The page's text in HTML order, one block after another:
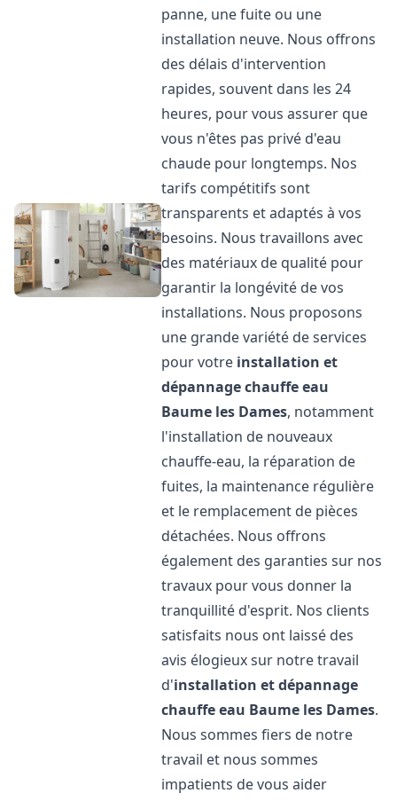
panne, une fuite ou une
installation neuve. Nous offrons
des délais d'intervention
rapides, souvent dans les 24
heures, pour vous assurer que
vous n'êtes pas privé d'eau
chaude pour longtemps. Nos
tarifs compétitifs sont
transparents et adaptés à vos
besoins. Nous travaillons avec
des matériaux de qualité pour
garantir la longévité de vos
installations. Nous proposons
une grande variété de services
pour votre installation et
dépannage chauffe eau
Baume les Dames, notamment
l'installation de nouveaux
chauffe-eau, la réparation de
fuites, la maintenance régulière
et le remplacement de pièces
détachées. Nous offrons
également des garanties sur nos
travaux pour vous donner la
tranquillité d'esprit. Nos clients
satisfaits nous ont laissé des
avis élogieux sur notre travail
d'installation et dépannage
chauffe eau Baume les Dames.
Nous sommes fiers de notre
travail et nous sommes
impatients de vous aider